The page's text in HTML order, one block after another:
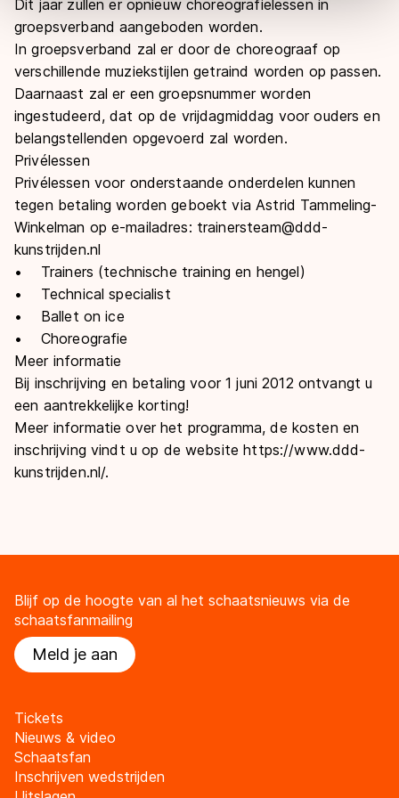
overdracht. Meer informatie vindt u in ons
Dit jaar zullen er opnieuw choreografielessen in
groepsverband aangeboden worden.
In groepsverband zal er door de choreograaf op
verschillende muziekstijlen getraind worden op passen.
Daarnaast zal er een groepsnummer worden
ingestudeerd, dat op de vrijdagmiddag voor ouders en
belangstellenden opgevoerd zal worden.
Privélessen
Privélessen voor onderstaande onderdelen kunnen
tegen betaling worden geboekt via Astrid Tammeling-
Winkelman op e-mailadres: trainersteam@ddd-
kunstrijden.nl
• Trainers (technische training en hengel)
• Technical specialist
• Ballet on ice
• Choreografie
Meer informatie
Bij inschrijving en betaling voor 1 juni 2012 ontvangt u
een aantrekkelijke korting!
Meer informatie over het programma, de kosten en
inschrijving vindt u op de website https://www.ddd-
kunstrijden.nl/.
Blijf op de hoogte van al het schaatsnieuws via de
schaatsfanmailing
Meld je aan
Tickets
Nieuws & video
Schaatsfan
Inschrijven wedstrijden